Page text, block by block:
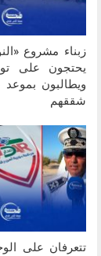
زبناء مشروع
يحتجون على
ويطالبون
شققهم
تتعرفان على